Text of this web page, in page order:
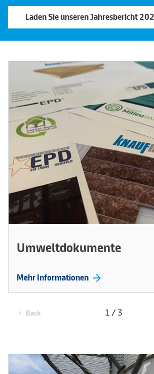
Laden Sie unseren Jahresbericht
Umweltdokumente
Mehr Informationen arrow_forward
chevron_left Back 1 / 3